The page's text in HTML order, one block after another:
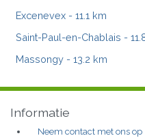
Excenevex - 11.1 km
Saint-Paul-en-Chablais -
Massongy - 13.2 km
Informatie
Neem contact met ons op